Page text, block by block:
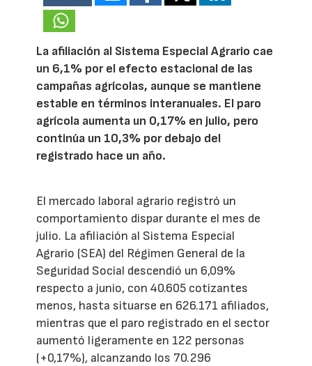
La afiliación al Sistema Especial Agrario cae
un 6,1% por el efecto estacional de las
campañas agrícolas, aunque se mantiene
estable en términos interanuales. El paro
agrícola aumenta un 0,17% en julio, pero
continúa un 10,3% por debajo del
registrado hace un año.
El mercado laboral agrario registró un
comportamiento dispar durante el mes de
julio. La afiliación al Sistema Especial
Agrario (SEA) del Régimen General de la
Seguridad Social descendió un 6,09%
respecto a junio, con 40.605 cotizantes
menos, hasta situarse en 626.171 afiliados,
mientras que el paro registrado en el sector
aumentó ligeramente en 122 personas
(+0,17%), alcanzando los 70.296